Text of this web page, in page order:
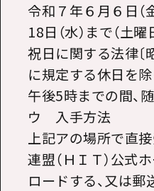
令和７年６月６日（
18日（水）まで（土
祝日に関する法律〔
に規定する休日を除
午後5時までの間、
ウ 入手方法
上記アの場所で直
連盟（ＨＩＴ）公式
ロードする、又は